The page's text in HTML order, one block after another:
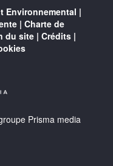
Environnemental |
| Charte de
du site | Crédits |
Prisma media